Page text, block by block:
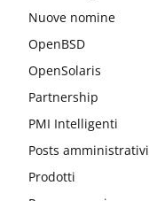
Nuove nomine
OpenBSD
OpenSolaris
Partnership
PMI Intelligenti
Posts amministrativi
Prodotti